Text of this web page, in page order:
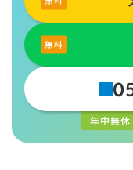
年中無休